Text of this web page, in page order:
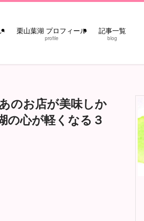
栗山葉湖 プロフィール
profile
記事一覧
blog
のお店が美味しか
の心が軽くなる３